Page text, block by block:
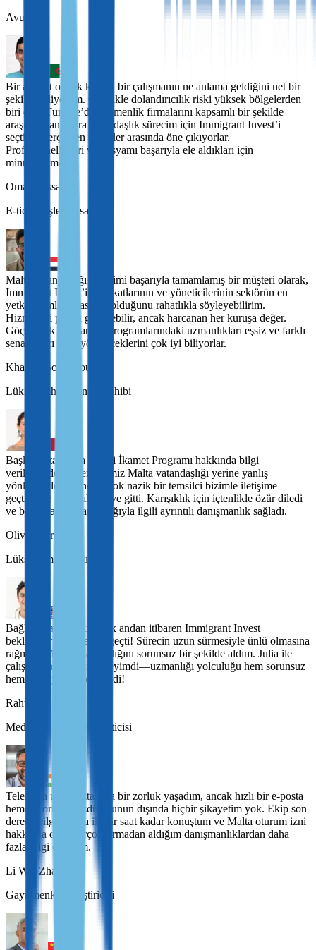
Avukat
Bir avukat olarak kaliteli bir çalışmanın ne anlama geldiğini net bir
şekilde biliyorum. Özellikle dolandırıcılık riski yüksek bölgelerden
biri olan Türkiye’de göçmenlik firmalarını kapsamlı bir şekilde
araştırdıktan sonra vatandaşlık sürecim için Immigrant Invest’i
seçtim. Gerçekten en iyiler arasında öne çıkıyorlar.
Profesyonellikleri ve dosyamı başarıyla ele aldıkları için
minnettarım.
Omar Hassan
E-ticaret işletme sahibi
Malta vatandaşlığı sürecimi başarıyla tamamlamış bir müşteri olarak,
Immigrant Invest’in avukatlarının ve yöneticilerinin sektörün en
yetkin isimleri arasında olduğunu rahatlıkla söyleyebilirim.
Hizmetleri pahalı görünebilir, ancak harcanan her kuruşa değer.
Göçmenlik yasaları ve programlarındaki uzmanlıkları eşsiz ve farklı
senaryoları nasıl yöneteceklerini çok iyi biliyorlar.
Khadija Boulahrouz
Lüks seyahat acentesi sahibi
Başlangıçta Malta Daimi İkamet Programı hakkında bilgi
verildiğinde, ilgilendiğimiz Malta vatandaşlığı yerine yanlış
yönlendirildik. Ancak, çok nazik bir temsilci bizimle iletişime
geçtiğinde işler daha iyiye gitti. Karışıklık için içtenlikle özür diledi
ve bize Malta vatandaşlığıyla ilgili ayrıntılı danışmanlık sağladı.
Oliver Currey
Lüks otomobil satıcısı
Bağlantıya geçtiğimiz ilk andan itibaren Immigrant Invest
beklentilerimin ötesine geçti! Sürecin uzun sürmesiyle ünlü olmasına
rağmen, Malta vatandaşlığını sorunsuz bir şekilde aldım. Julia ile
çalışmak harika bir deneyimdi—uzmanlığı yolculuğu hem sorunsuz
hem de keyifli hale getirdi!
Rahul Sharma
Medya ve eğlence yöneticisi
Telefonla ulaşmakta kısa bir zorluk yaşadım, ancak hızlı bir e-posta
hemen sorunu çözdü. Bunun dışında hiçbir şikayetim yok. Ekip son
derece bilgili. Julia ile bir saat kadar konuştum ve Malta oturum izni
hakkında diğer birçok firmadan aldığım danışmanlıklardan daha
fazla bilgi edindim.
Li Wei Zhang
Gayrimenkul geliştiricisi